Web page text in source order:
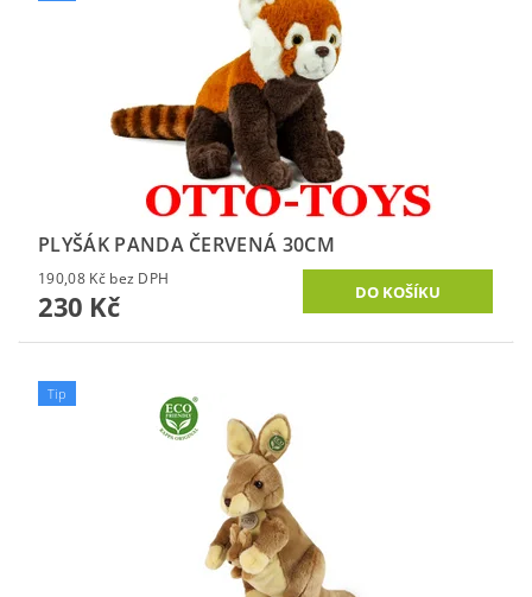
PLYŠÁK PANDA ČERVENÁ 30CM
190,08 Kč bez DPH
230 Kč
Tip